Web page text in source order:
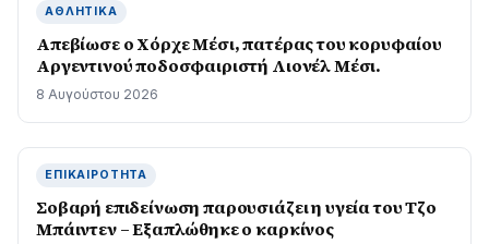
ΑΘΛΗΤΙΚΆ
Απεβίωσε ο Χόρχε Μέσι, πατέρας του κορυφαίου
Αργεντινού ποδοσφαιριστή Λιονέλ Μέσι.
8 Αυγούστου 2026
ΕΠΙΚΑΙΡΌΤΗΤΑ
Σοβαρή επιδείνωση παρουσιάζει η υγεία του Τζο
Μπάιντεν – Εξαπλώθηκε ο καρκίνος